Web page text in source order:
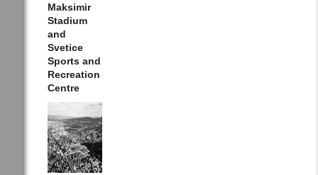
Maksimir
Stadium
and
Svetice
Sports and
Recreation
Centre